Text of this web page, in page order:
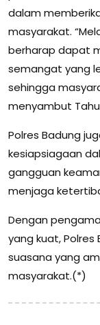
dalam
masyarakat.
berharap dapat
semangat yang
sehingga
menyambut
Polres Badung
kesiapsiagaan
gangguan
menjaga
Dengan
yang kuat,
suasana yang
masyarakat.(*)